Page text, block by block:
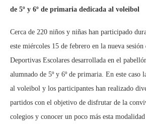
de 5º y 6º de primaria dedicada al voleibol
Cerca de 220 niños y niñas han participado
este miércoles 15 de febrero en la nueva sesión
Deportivas Escolares desarrollada en el
alumnado de 5º y 6º de primaria. En este caso
al voleibol y los participantes han realizado
partidos con el objetivo de disfrutar de la
colegios y conocer un poco más esta